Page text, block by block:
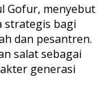
Gofur, menyebut
strategis bagi
dan pesantren.
salat sebagai
generasi